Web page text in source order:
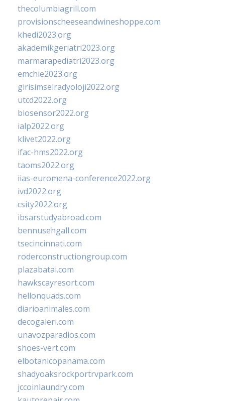
thecolumbiagrill.com
provisionscheeseandwineshoppe.com
khedi2023.org
akademikgeriatri2023.org
marmarapediatri2023.org
emchie2023.org
girisimselradyoloji2022.org
utcd2022.org
biosensor2022.org
ialp2022.org
klivet2022.org
ifac-hms2022.org
taoms2022.org
iias-euromena-conference2022.org
ivd2022.org
csity2022.org
ibsarstudyabroad.com
bennusehgall.com
tsecincinnati.com
roderconstructiongroup.com
plazabatai.com
hawkscayresort.com
hellonquads.com
diarioanimales.com
decogaleri.com
unavozparadios.com
shoes-vert.com
elbotanicopanama.com
shadyoaksrockportrvpark.com
jccoinlaundry.com